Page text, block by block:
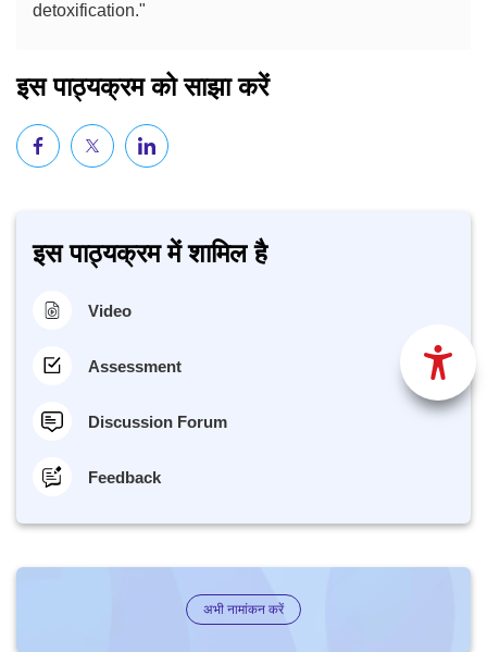
detoxification."
इस पाठ्यक्रम को साझा करें
इस पाठ्यक्रम में शामिल है
Video
Assessment
Discussion Forum
Feedback
अभी नामांकन करें